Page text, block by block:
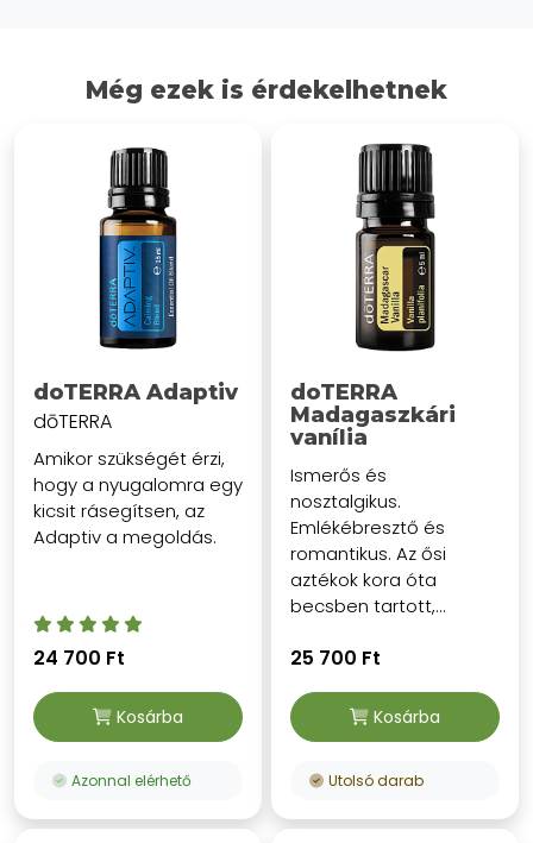
Még ezek is érdekelhetnek
doTERRA Adaptiv
dōTERRA
Amikor szükségét érzi,
hogy a nyugalomra egy
kicsit rásegítsen, az
Adaptiv a megoldás.
24 700 Ft
Kosárba
Azonnal elérhető
doTERRA
Madagaszkári
vanília
Ismerős és
nosztalgikus.
Emlékébresztő és
romantikus. Az ősi
aztékok kora óta
becsben tartott,...
25 700 Ft
Kosárba
Utolsó darab